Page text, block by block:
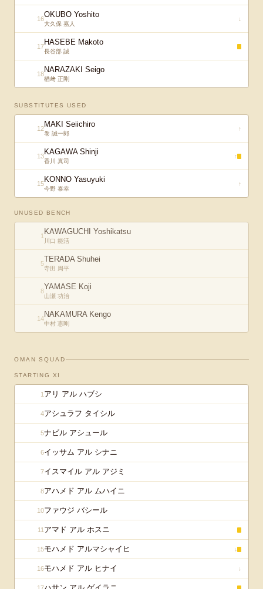
16OKUBO Yoshito
大久保 嘉人
↓
17HASEBE Makoto
長谷部 誠
18NARAZAKI Seigo
楢﨑 正剛
SUBSTITUTES USED
12MAKI Seiichiro
巻 誠一郎
↑
13KAGAWA Shinji
香川 真司
↑
15KONNO Yasuyuki
今野 泰幸
↑
UNUSED BENCH
1 KAWAGUCHI Yoshikatsu
川口 能活
5TERADA Shuhei
寺田 周平
8YAMASE Koji
山瀬 功治
14NAKAMURA Kengo
中村 憲剛
OMAN SQUAD
STARTING XI
1 アリ アル ハブシ
4アシュラフ タイシル
5ナビル アシュール
6イッサム アル シナニ
7イスマイル アル アジミ
8アハメド アル ムハイニ
10ファウジ バシール
11 アマド アル ホスニ
15モハメド アルマシャイヒ ↓
16モハメド アル ヒナイ ↓